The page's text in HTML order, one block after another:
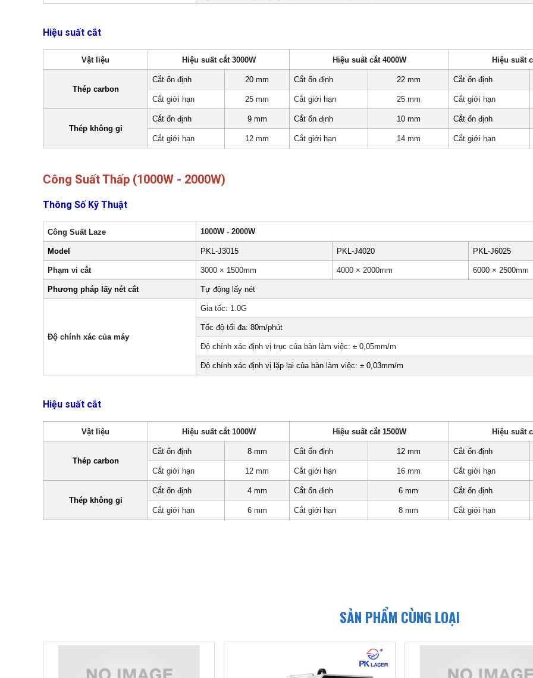
Hiệu suất cắt
Vật liệu Hiệu suất cắt 3000W Hiệu suất cắt 4000W Hiệu suất
Thép carbon
Cắt ổn định 20 mm Cắt ổn định 22 mm Cắt ổn định
Cắt giới hạn 25 mm Cắt giới hạn 25 mm Cắt giới hạn
Thép không gỉ
Cắt ổn định 9 mm Cắt ổn định 10 mm Cắt ổn định
Cắt giới hạn 12 mm Cắt giới hạn 14 mm Cắt giới hạn
Công Suất Thấp (1000W - 2000W)
Thông Số Kỹ Thuật
Công Suất Laze 1000W - 2000W
Model PKL-J3015 PKL-J4020 PKL-J6025
Phạm vi cắt 3000 × 1500mm 4000 × 2000mm 6000 × 2500mm
Phương pháp lấy nét cắt Tự động lấy nét
Độ chính xác của máy
Gia tốc: 1.0G
Tốc độ tối đa: 80m/phút
Độ chính xác định vị trục của bàn làm việc: ± 0,05mm/m
Độ chính xác định vị lặp lại của bàn làm việc: ± 0,03mm/m
Hiệu suất cắt
Vật liệu Hiệu suất cắt 1000W Hiệu suất cắt 1500W Hiệu suất
Thép carbon
Cắt ổn định 8 mm Cắt ổn định 12 mm Cắt ổn định
Cắt giới hạn 12 mm Cắt giới hạn 16 mm Cắt giới hạn
Thép không gỉ
Cắt ổn định 4 mm Cắt ổn định 6 mm Cắt ổn định
Cắt giới hạn 6 mm Cắt giới hạn 8 mm Cắt giới hạn
SẢN PHẨM CÙNG LOẠI